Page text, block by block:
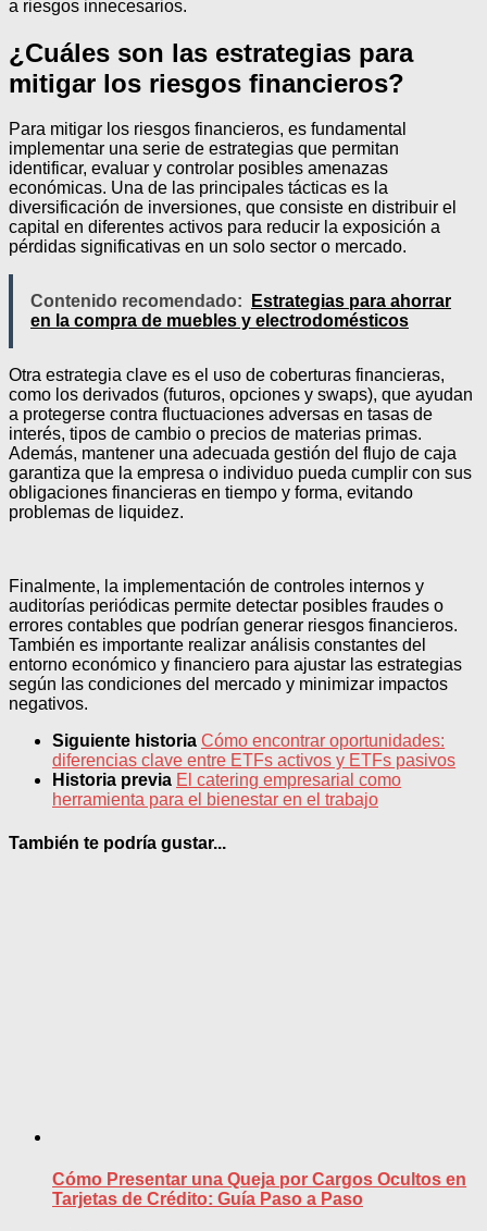
a riesgos innecesarios.
¿Cuáles son las estrategias para
mitigar los riesgos financieros?
Para mitigar los riesgos financieros, es fundamental
implementar una serie de estrategias que permitan
identificar, evaluar y controlar posibles amenazas
económicas. Una de las principales tácticas es la
diversificación de inversiones, que consiste en distribuir el
capital en diferentes activos para reducir la exposición a
pérdidas significativas en un solo sector o mercado.
Contenido recomendado:
Estrategias para ahorrar
en la compra de muebles y electrodomésticos
Otra estrategia clave es el uso de coberturas financieras,
como los derivados (futuros, opciones y swaps), que ayudan
a protegerse contra fluctuaciones adversas en tasas de
interés, tipos de cambio o precios de materias primas.
Además, mantener una adecuada gestión del flujo de caja
garantiza que la empresa o individuo pueda cumplir con sus
obligaciones financieras en tiempo y forma, evitando
problemas de liquidez.
Finalmente, la implementación de controles internos y
auditorías periódicas permite detectar posibles fraudes o
errores contables que podrían generar riesgos financieros.
También es importante realizar análisis constantes del
entorno económico y financiero para ajustar las estrategias
según las condiciones del mercado y minimizar impactos
negativos.
Siguiente historia Cómo encontrar oportunidades:
diferencias clave entre ETFs activos y ETFs pasivos
Historia previa El catering empresarial como
herramienta para el bienestar en el trabajo
También te podría gustar...
Cómo Presentar una Queja por Cargos Ocultos en
Tarjetas de Crédito: Guía Paso a Paso